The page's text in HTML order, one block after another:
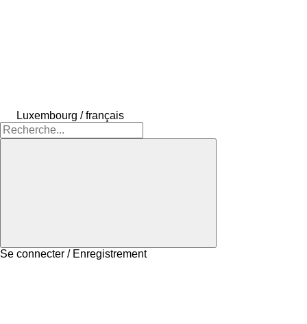
Luxembourg / français
Se connecter / Enregistrement